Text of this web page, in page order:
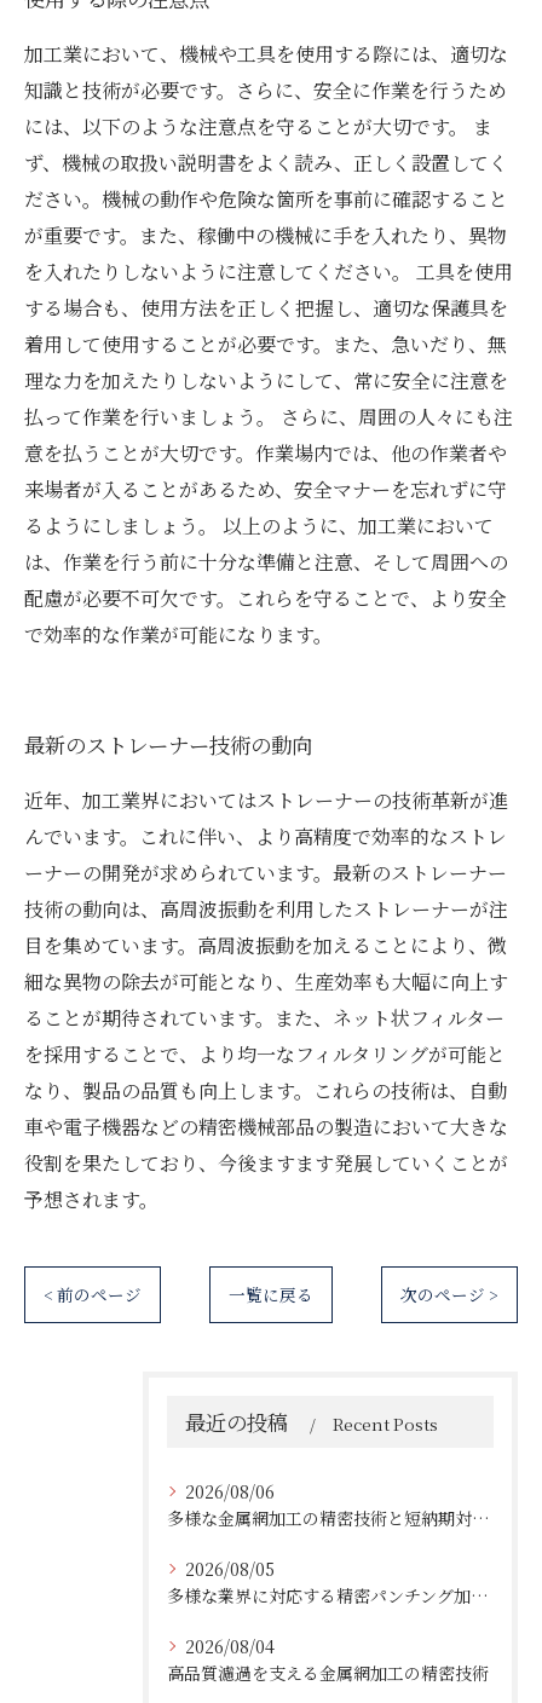
加工業において、機械や工具を使用する際には、適切な
知識と技術が必要です。さらに、安全に作業を行うため
には、以下のような注意点を守ることが大切です。 ま
ず、機械の取扱い説明書をよく読み、正しく設置してく
ださい。機械の動作や危険な箇所を事前に確認すること
が重要です。また、稼働中の機械に手を入れたり、異物
を入れたりしないように注意してください。 工具を使用
する場合も、使用方法を正しく把握し、適切な保護具を
着用して使用することが必要です。また、急いだり、無
理な力を加えたりしないようにして、常に安全に注意を
払って作業を行いましょう。 さらに、周囲の人々にも注
意を払うことが大切です。作業場内では、他の作業者や
来場者が入ることがあるため、安全マナーを忘れずに守
るようにしましょう。 以上のように、加工業において
は、作業を行う前に十分な準備と注意、そして周囲への
配慮が必要不可欠です。これらを守ることで、より安全
で効率的な作業が可能になります。
最新のストレーナー技術の動向
近年、加工業界においてはストレーナーの技術革新が進
んでいます。これに伴い、より高精度で効率的なストレ
ーナーの開発が求められています。最新のストレーナー
技術の動向は、高周波振動を利用したストレーナーが注
目を集めています。高周波振動を加えることにより、微
細な異物の除去が可能となり、生産効率も大幅に向上す
ることが期待されています。また、ネット状フィルター
を採用することで、より均一なフィルタリングが可能と
なり、製品の品質も向上します。これらの技術は、自動
車や電子機器などの精密機械部品の製造において大きな
役割を果たしており、今後ますます発展していくことが
予想されます。
< 前のページ 一覧に戻る 次のページ >
最近の投稿 Recent Posts
2026/08/06
多様な金属網加工の精密技術と短納期対応の実例
2026/08/05
多様な業界に対応する精密パンチング加工の実践技術
2026/08/04
高品質濾過を支える金属網加工の精密技術